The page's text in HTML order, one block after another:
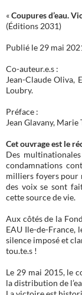
«Coupures d’eau.
(Éditions 2031)
Publié le 29 mai
Co-auteur.e.s :
Jean-Claude Oliva,
Loubry.
Préface :
Jean Glavany,
Cet ouvrage est le
Des
condamnations
milliers foyers pour
des voix se sont
cette source de vie.
Aux côtés de la
EAU Ile-de-France,
silence imposé et
tou.te.s !
Le 29 mai 2015, le
la distribution de